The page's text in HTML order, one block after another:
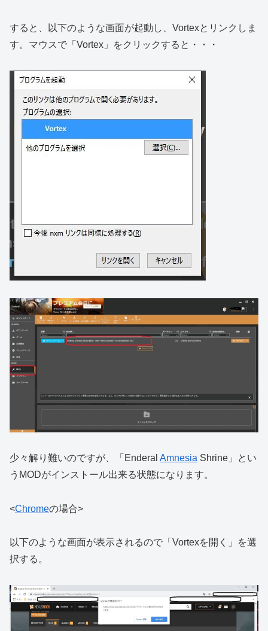
すると、以下のような画面が起動し、Vortexとリンクしま
す。マウスで「Vortex」をクリックすると・・・
少々解り難いのですが、「Enderal Amnesia Shrine」とい
うMODがインストール出来る状態になります。
<Chromeの場合>
以下のような画面が表示されるので「Vortexを開く」を選
択する。